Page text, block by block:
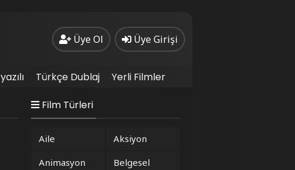
Üye Ol Üye Girişi
Türkçe Dublaj
Yerli Filmler
Film Türleri
Aile
Aksiyon
Animasyon
Belgesel